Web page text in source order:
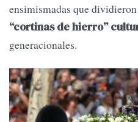
ensimismadas que
“cortinas de hierro”
generacionales.